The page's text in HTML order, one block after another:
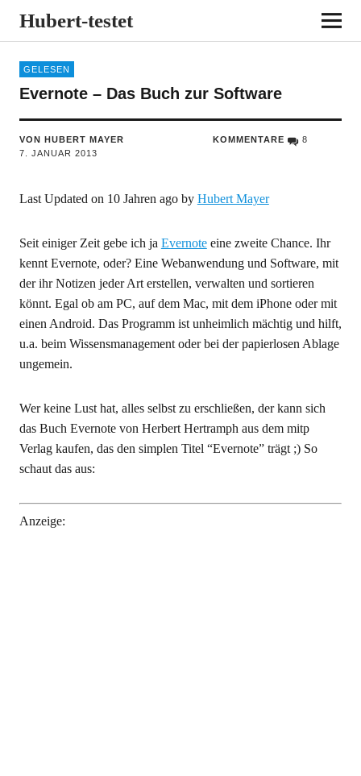
Hubert-testet
GELESEN
Evernote – Das Buch zur Software
VON HUBERT MAYER
7. JANUAR 2013
KOMMENTARE 8
Last Updated on 10 Jahren ago by Hubert Mayer
Seit einiger Zeit gebe ich ja Evernoteeine zweite Chance. Ihr
kennt Evernote, oder? Eine Webanwendung und Software, mit
der ihr Notizen jeder Art erstellen, verwalten und sortieren
könnt. Egal ob am PC, auf dem Mac, mit dem iPhone oder mit
einen Android. Das Programm ist unheimlich mächtig und hilft,
u.a. beim Wissensmanagement oder bei der papierlosen Ablage
ungemein.
Wer keine Lust hat, alles selbst zu erschließen, der kann sich
das Buch Evernote von Herbert Hertramph aus dem mitp
Verlag kaufen, das den simplen Titel “Evernote” trägt ;) So
schaut das aus:
Anzeige: